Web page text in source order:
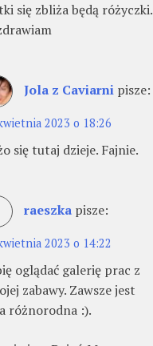
się zbliża będą różyczki.
Jola z Caviarni pisze:
2023 o 18:26
się tutaj dzieje. Fajnie.
raeszka pisze:
2023 o 14:22
oglądać galerię prac z
zabawy. Zawsze jest
różnorodna :).